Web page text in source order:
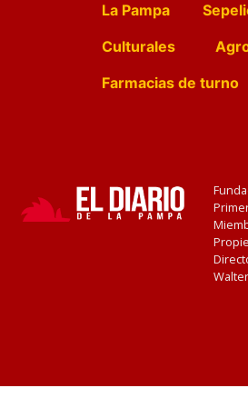
La Pampa
Culturales
Farmacias de turno